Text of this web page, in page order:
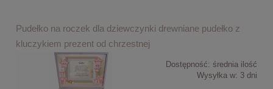
Pudełko na roczek dla dziewczynki drewniane pudełko z
kluczykiem prezent od chrzestnej
Dostępność: średnia ilość
Wysyłka w: 3 dni